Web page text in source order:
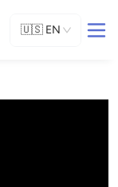
🇺🇸 EN